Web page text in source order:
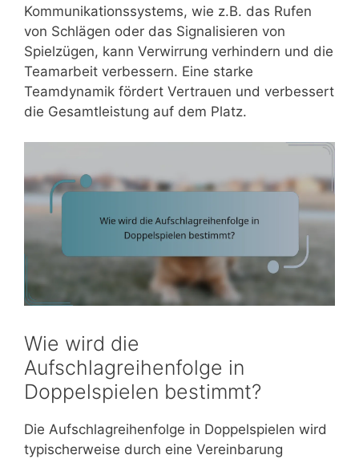
Kommunikationssystems, wie z.B. das Rufen
von Schlägen oder das Signalisieren von
Spielzügen, kann Verwirrung verhindern und die
Teamarbeit verbessern. Eine starke
Teamdynamik fördert Vertrauen und verbessert
die Gesamtleistung auf dem Platz.
Wie wird die
Aufschlagreihenfolge in
Doppelspielen bestimmt?
Die Aufschlagreihenfolge in Doppelspielen wird
typischerweise durch eine Vereinbarung